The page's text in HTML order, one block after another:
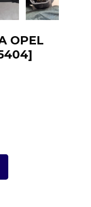
OPEL